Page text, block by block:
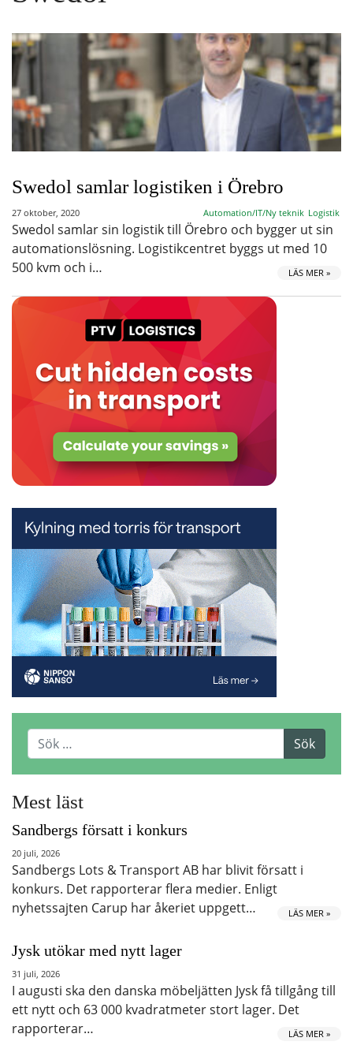
Swedol samlar logistiken i Örebro
27 oktober, 2020 Automation/IT/Ny teknik Logistik
Swedol samlar sin logistik till Örebro och bygger ut sin
automationslösning. Logistikcentret byggs ut med 10
500 kvm och i…
LÄS MER »
Mest läst
Sandbergs försatt i konkurs
20 juli, 2026
Sandbergs Lots & Transport AB har blivit försatt i
konkurs. Det rapporterar flera medier. Enligt
nyhetssajten Carup har åkeriet uppgett…
LÄS MER »
Jysk utökar med nytt lager
31 juli, 2026
I augusti ska den danska möbeljätten Jysk få tillgång till
ett nytt och 63 000 kvadratmeter stort lager. Det
rapporterar…
LÄS MER »